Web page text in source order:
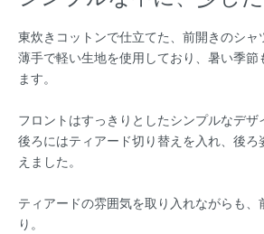
東炊きコットンで仕立てた、前開きのシャ
薄手で軽い生地を使用しており、暑い季節
ます。
フロントはすっきりとしたシンプルなデザ
後ろにはティアード切り替えを入れ、後
えました。
ティアードの雰囲気を取り入れながらも、
り。